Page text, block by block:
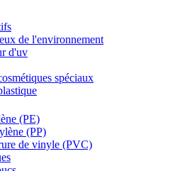
de l'environnement
d'uv
spéciaux
(PE)
(PP)
de vinyle (PVC)